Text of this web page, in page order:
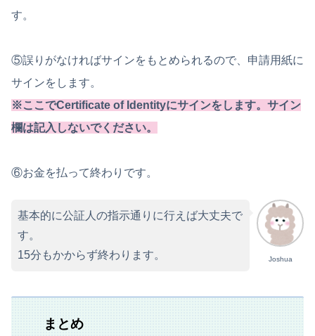
す。
⑤誤りがなければサインをもとめられるので、申請用紙に
サインをします。
※ここでCertificate of Identityにサインをします。サイン
欄は記入しないでください。
⑥お金を払って終わりです。
Joshua
基本的に公証人の指示通りに行えば大丈夫で
す。
15分もかからず終わります。
まとめ